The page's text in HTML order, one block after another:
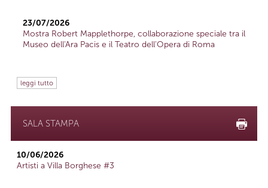
23/07/2026
Mostra Robert Mapplethorpe, collaborazione speciale tra il
Museo dell'Ara Pacis e il Teatro dell'Opera di Roma
leggi tutto
SALA STAMPA
10/06/2026
Artisti a Villa Borghese #3